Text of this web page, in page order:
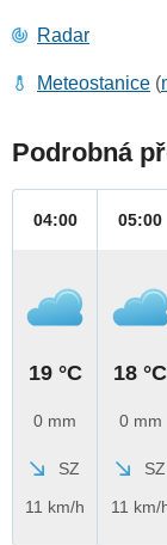
Radar
Meteostanice (
Podrobná
04:00
19 °C
0 mm
SZ
11 km/h
05:00
18 °C
0 mm
SZ
11 km/